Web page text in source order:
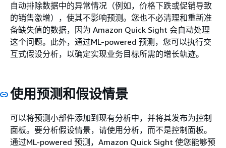
自动排除数据中的异常情况（例如，价格下跌或促销导致
的销售激增），使其不影响预测。您也不必清理和重新准
备缺失值的数据，因为 Amazon Quick Sight 会自动处理
这个问题。此外，通过ML-powered 预测，您可以执行交
互式假设分析，以确定实现业务目标所需的增长轨迹。
使用预测和假设情景
可以将预测小部件添加到现有分析中，并将其发布为控制
面板。要分析假设情景，请使用分析，而不是控制面板。
通过ML-powered 预测，Amazon Quick Sight 使您能够预